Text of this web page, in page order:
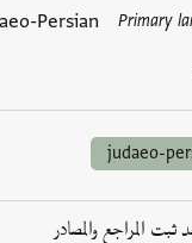
Primary
Persian
judaeo-
ثبت المراجع والمصادر